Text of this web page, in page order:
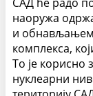
наоружа
и обнављањем
комплекса,
То је корисно
нуклеарни